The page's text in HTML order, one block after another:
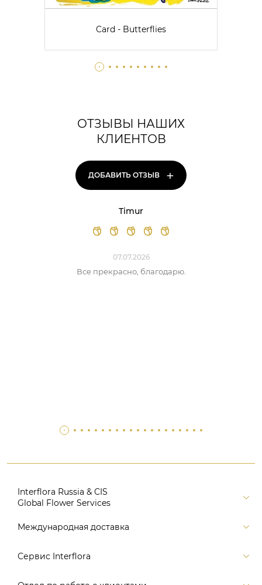
Card - Butterflies
ОТЗЫВЫ НАШИХ
КЛИЕНТОВ
ДОБАВИТЬ ОТЗЫВ +
Timur
07.07.2026
Все прекрасно, благодарю.
Interflora Russia & CIS
Global Flower Services
Версия для печати
Поиск
Международная доставка
Россия
Сервис Interflora